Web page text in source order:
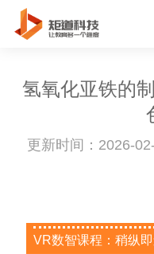
氢氧化亚铁的
更新时间：2026-
VR数智课程：稍纵